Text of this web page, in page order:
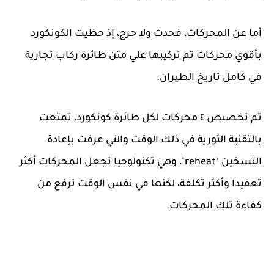
أما عن المحركات، فحدث ولا حرج، إذ حظيت الكونكورد
بأقوي محركات تم تركيبها علي متن طائرة ركاب تجارية
في كامل تاريخ الطيران.
تم تخصيص ٤ محركات لكل طائرة كونكورد، تمتعت
بالتقنية الثورية في ذلك الوقت والتي عرفت بإعادة
التسخين ‘reheat’، وهي تكنولوجيا تجعل المحركات أكثر
تعقيدا وأكثر تكلفة، لكنها في نفس الوقت ترفع من
كفاءة تلك المحركات.